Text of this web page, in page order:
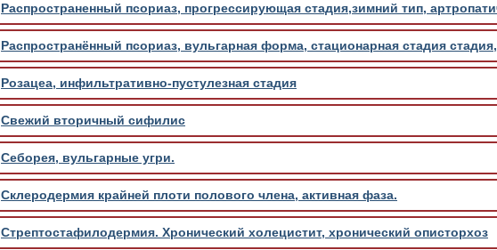
Распространенный псориаз, прогрессирующая стадия,зимний тип,
Распространённый псориаз, вульгарная форма, стационарная стадия
Розацеа, инфильтративно-пустулезная стадия
Свежий вторичный сифилис
Себорея, вульгарные угри.
Склеродермия крайней плоти полового члена, активная фаза.
Стрептостафилодермия. Хронический холецистит, хронический описторхоз